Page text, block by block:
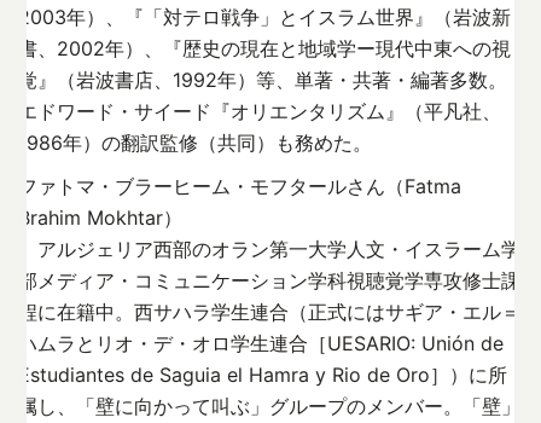
2003年）、『「対テロ戦争」とイスラム世界』（岩波新
書、2002年）、『歴史の現在と地域学ー現代中東への視
覚』（岩波書店、1992年）等、単著・共著・編著多数。
エドワード・サイード『オリエンタリズム』（平凡社、
1986年）の翻訳監修（共同）も務めた。
ファトマ・ブラーヒーム・モフタールさん（Fatma
Brahim Mokhtar）
アルジェリア西部のオラン第一大学人文・イスラーム学
部メディア・コミュニケーション学科視聴覚学専攻修士課
程に在籍中。西サハラ学生連合（正式にはサギア・エル＝
ハムラとリオ・デ・オロ学生連合［UESARIO: Unión de
Estudiantes de Saguia el Hamra y Rio de Oro］）に所
属し、「壁に向かって叫ぶ」グループのメンバー。「壁」